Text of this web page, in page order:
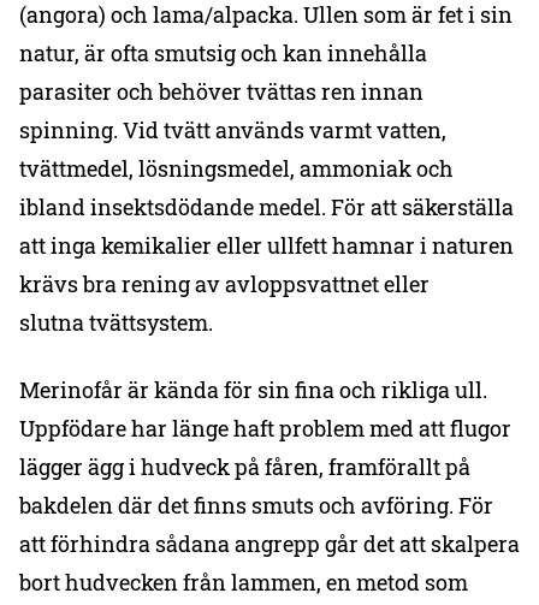
(angora) och lama/alpacka. Ullen som är fet i sin
natur, är ofta smutsig och kan innehålla
parasiter och behöver tvättas ren innan
spinning. Vid tvätt används varmt vatten,
tvättmedel, lösningsmedel, ammoniak och
ibland insektsdödande medel. För att säkerställa
att inga kemikalier eller ullfett hamnar i naturen
krävs bra rening av avloppsvattnet eller
slutna tvättsystem.
Merinofår är kända för sin fina och rikliga ull.
Uppfödare har länge haft problem med att flugor
lägger ägg i hudveck på fåren, framförallt på
bakdelen där det finns smuts och avföring. För
att förhindra sådana angrepp går det att skalpera
bort hudvecken från lammen, en metod som